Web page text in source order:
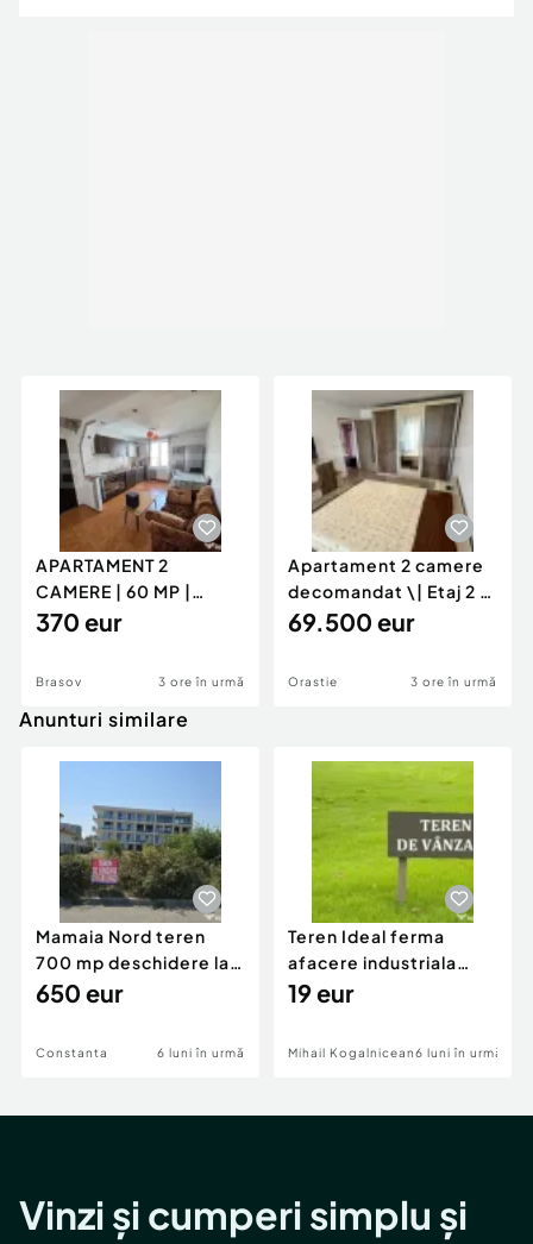
APARTAMENT 2
CAMERE | 60 MP |
GENERAL MOCIULSCHI
370 eur
Brasov 3 ore în urmă
Apartament 2 camere
decomandat \| Etaj 2 \|
50 mp \+ 8 mp ba
69.500 eur
Orastie 3 ore în urmă
Anunturi similare
Mamaia Nord teren
700 mp deschidere la
D24 si D25
650 eur
Constanta 6 luni în urmă
Teren Ideal ferma
afacere industriala
deschidere 71 ml la
19 eur
Mihail Kogalniceanu6 luni în urmă
Vinzi și cumperi simplu și